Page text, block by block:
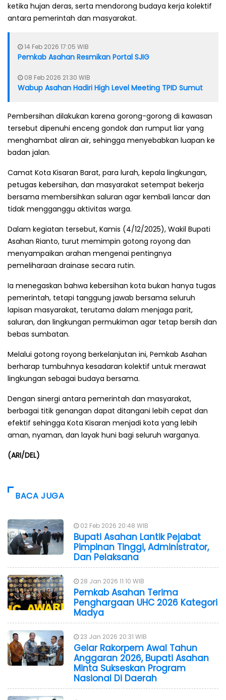
ketika hujan deras, serta mendorong budaya kerja kolektif
antara pemerintah dan masyarakat.
14 Feb 2026 17:05 WIB
Pemkab Asahan Resmikan Portal SJIG
08 Feb 2026 21:30 WIB
Wabup Asahan Hadiri High Level Meeting TPID Sumut
Pembersihan dilakukan karena gorong-gorong di kawasan
tersebut dipenuhi enceng gondok dan rumput liar yang
menghambat aliran air, sehingga menyebabkan luapan ke
badan jalan.
Camat Kota Kisaran Barat, para lurah, kepala lingkungan,
petugas kebersihan, dan masyarakat setempat bekerja
bersama membersihkan saluran agar kembali lancar dan
tidak mengganggu aktivitas warga.
Dalam kegiatan tersebut, Kamis (4/12/2025), Wakil Bupati
Asahan Rianto, turut memimpin gotong royong dan
menyampaikan arahan mengenai pentingnya
pemeliharaan drainase secara rutin.
Ia menegaskan bahwa kebersihan kota bukan hanya tugas
pemerintah, tetapi tanggung jawab bersama seluruh
lapisan masyarakat, terutama dalam menjaga parit,
saluran, dan lingkungan permukiman agar tetap bersih dan
bebas sumbatan.
Melalui gotong royong berkelanjutan ini, Pemkab Asahan
berharap tumbuhnya kesadaran kolektif untuk merawat
lingkungan sebagai budaya bersama.
Dengan sinergi antara pemerintah dan masyarakat,
berbagai titik genangan dapat ditangani lebih cepat dan
efektif sehingga Kota Kisaran menjadi kota yang lebih
aman, nyaman, dan layak huni bagi seluruh warganya.
(ARI/DEL)
BACA JUGA
02 Feb 2026 20:48 WIB
Bupati Asahan Lantik Pejabat
Pimpinan Tinggi, Administrator,
Dan Pelaksana
28 Jan 2026 11:10 WIB
Pemkab Asahan Terima
Penghargaan UHC 2026 Kategori
Madya
23 Jan 2026 20:31 WIB
Gelar Rakorpem Awal Tahun
Anggaran 2026, Bupati Asahan
Minta Sukseskan Program
Nasional Di Daerah